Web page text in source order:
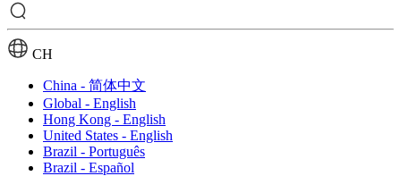
CH
China - 简体中文
Global - English
Hong Kong - English
United States - English
Brazil - Português
Brazil - Español